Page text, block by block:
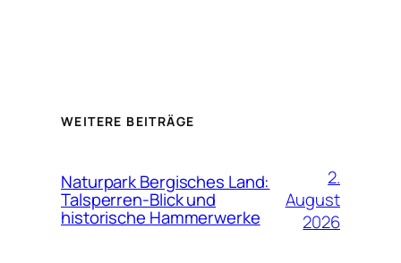
WEITERE BEITRÄGE
Naturpark Bergisches Land:
Talsperren-Blick und
historische Hammerwerke
2.
August
2026